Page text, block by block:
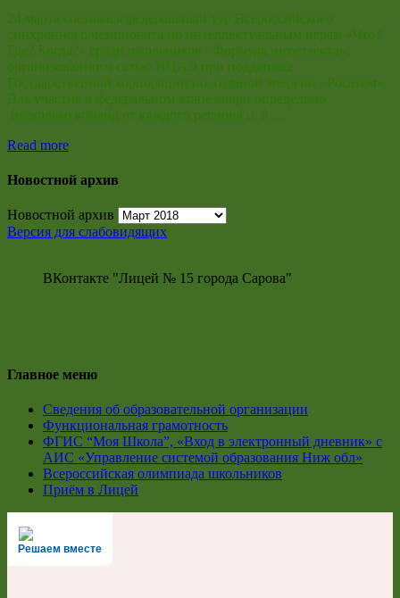
24 марта состоялся федеральный тур Всероссийского
синхронного чемпионата по интеллектуальным играм «Что?
Где? Когда?» среди школьников «Формула интеллекта»,
организованного сетью ИЦАЭ при поддержке
Государственной корпорации по атомной энергии «Росатом».
Для участия в федеральном этапе жюри определило
несколько команд от каждого региона и в…
Read more
Новостной архив
Новостной архив
Версия для слабовидящих
ВКонтакте "Лицей № 15 города Сарова"
Главное меню
Сведения об образовательной организации
Функциональная грамотность
ФГИС “Моя Школа”, «Вход в электронный дневник» с
АИС «Управление системой образования Ниж обл»
Всероссийская олимпиада школьников
Приём в Лицей
Решаем вместе